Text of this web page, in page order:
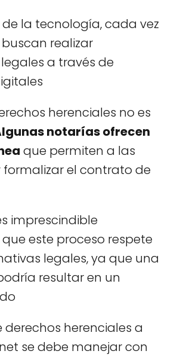
la tecnología, cada vez
realizar
a través de
herenciales no es
notarías ofrecen
que permiten a las
el contrato de
imprescindible
este proceso respete
legales, ya que una
resultar en un
derechos herenciales a
se debe manejar con